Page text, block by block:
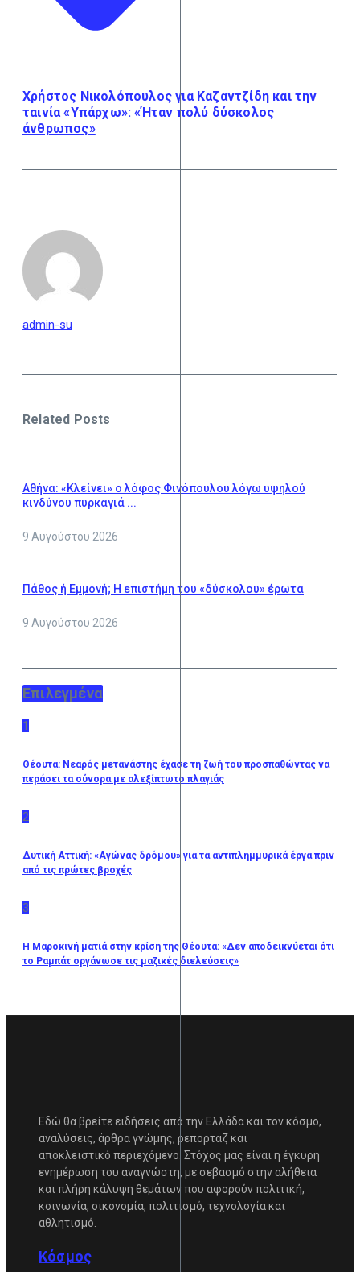
Χρήστος Νικολόπουλος για Καζαντζίδη και την
ταινία «Υπάρχω»: «Ήταν πολύ δύσκολος
άνθρωπος»
admin-su
Related Posts
Αθήνα: «Κλείνει» ο λόφος Φινόπουλου λόγω υψηλού
κινδύνου πυρκαγιά ...
9 Αυγούστου 2026
Πάθος ή Εμμονή; Η επιστήμη του «δύσκολου» έρωτα
9 Αυγούστου 2026
Επιλεγμένα
1
Θέουτα: Νεαρός μετανάστης έχασε τη ζωή του προσπαθώντας να
περάσει τα σύνορα με αλεξίπτωτο πλαγιάς
2
Δυτική Αττική: «Αγώνας δρόμου» για τα αντιπλημμυρικά έργα πριν
από τις πρώτες βροχές
3
Η Μαροκινή ματιά στην κρίση της Θέουτα: «Δεν αποδεικνύεται ότι
το Ραμπάτ οργάνωσε τις μαζικές διελεύσεις»
Εδώ θα βρείτε ειδήσεις από την Ελλάδα και τον κόσμο,
αναλύσεις, άρθρα γνώμης, ρεπορτάζ και
αποκλειστικό περιεχόμενο. Στόχος μας είναι η έγκυρη
ενημέρωση του αναγνώστη, με σεβασμό στην αλήθεια
και πλήρη κάλυψη θεμάτων που αφορούν πολιτική,
κοινωνία, οικονομία, πολιτισμό, τεχνολογία και
αθλητισμό.
Κόσμος